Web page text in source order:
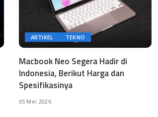
ARTIKEL TEKNO
Macbook Neo Segera Hadir di
Indonesia, Berikut Harga dan
Spesifikasinya
5 Mei 2026